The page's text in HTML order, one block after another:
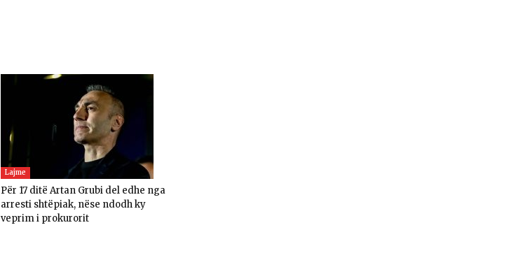
Lajme
Për 17 ditë Artan Grubi del edhe nga
arresti shtëpiak, nëse ndodh ky
veprim i prokurorit